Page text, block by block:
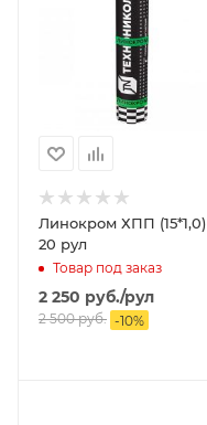
Линокром ХПП (15*1,0)
20 рул
Товар под заказ
2 250 руб./рул
2 500руб. -10%